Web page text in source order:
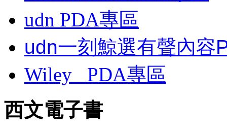
udn PDA專區
udn一刻鯨選有聲內容
Wiley
PDA專區
西文電子書